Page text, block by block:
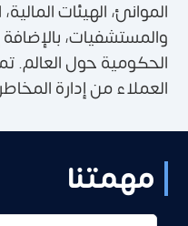
الموانئ، الهيئات
والمستشفيات، بالإضافة
الحكومية حول العالم.
العملاء من إدارة
مهمتنا